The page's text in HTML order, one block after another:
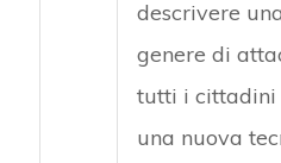
descrivere
genere di
tutti i cittadini
una nuova